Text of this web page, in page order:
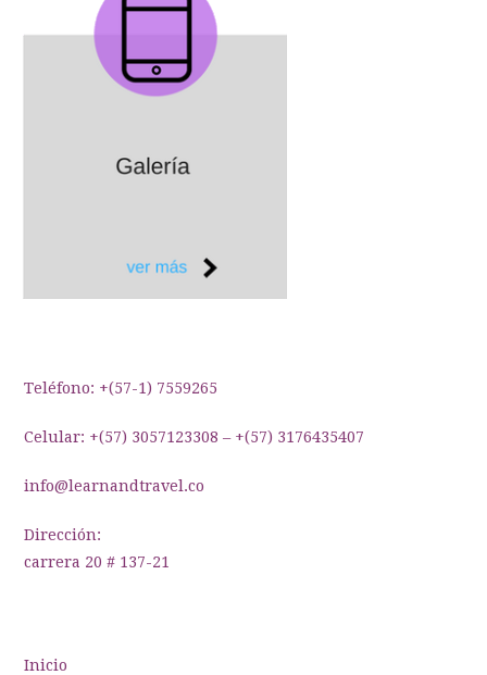
Teléfono: +(57-1) 7559265
Celular: +(57) 3057123308 – +(57) 3176435407
info@learnandtravel.co
Dirección:
carrera 20 # 137-21
Inicio